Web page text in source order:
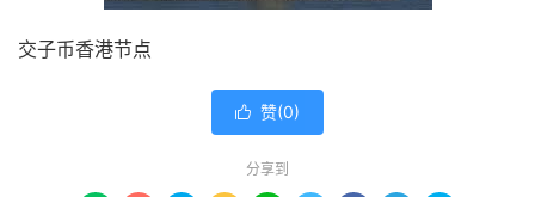
交子币香港节点
 赞(0)
分享到